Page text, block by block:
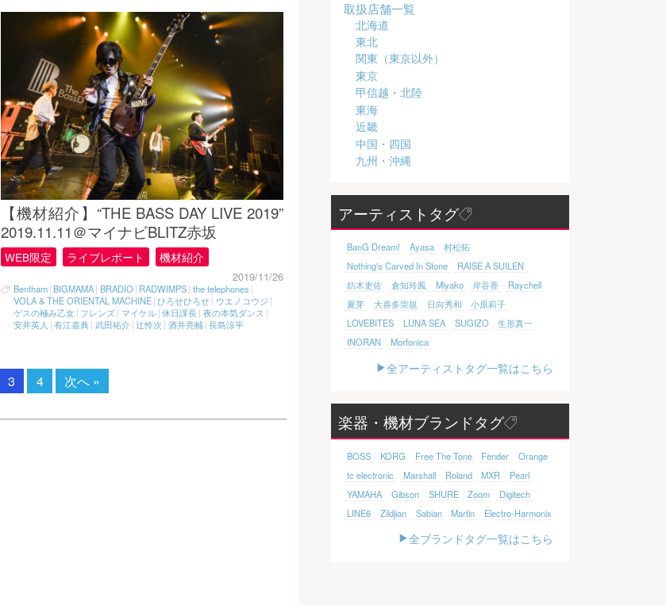
【機材紹介】“THE BASS DAY LIVE 2019”
2019.11.11＠マイナビBLITZ赤坂
WEB限定 ライブレポート 機材紹介
2019/11/26
Bentham | BIGMAMA| BRADIO | RADWIMPS| the telephones |
VOLA & THE ORIENTAL MACHINE |ひろせひろせ| ウエノコウジ |
ゲスの極み乙女 | フレンズ| マイケル |休日課長| 夜の本気ダンス |
安井英人 |有江嘉典| 武田祐介 |辻怜次 | 酒井亮輔 |長島涼平
3 4 次へ »
取扱店舗一覧
北海道
東北
関東（東京以外）
東京
甲信越・北陸
東海
近畿
中国・四国
九州・沖縄
アーティストタグ
BanG Dream! Ayasa
村松拓
Nothing's Carved In Stone
RAISE A SUILEN
紡木吏佐
倉知玲鳳 Miyako 岸谷香
Raychell
夏芽
大喜多崇規 日向秀和
小原莉子
LOVEBITES
LUNA SEA SUGIZO
生形真一
INORAN
Morfonica
全アーティストタグ一覧はこちら
楽器・機材ブランドタグ
BOSS KORG Free The Tone Fender
Orange
tc electronic
Marshall Roland MXR
Pearl
YAMAHA
Gibson SHURE Zoom
Digitech
LINE6
Zildjian Sabian Martin Electro-Harmonix
全ブランドタグ一覧はこちら